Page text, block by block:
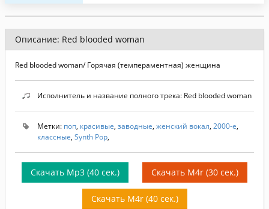
Описание: Red blooded woman
Red blooded woman/ Горячая (темпераментная) женщина
Исполнитель и название полного трека: Red blooded woman
Метки: поп, красивые, заводные, женский вокал, 2000-е,
классные, Synth Pop,
Скачать Mp3 (40 сек.) Скачать M4r (30 сек.)
Скачать M4r (40 сек.)